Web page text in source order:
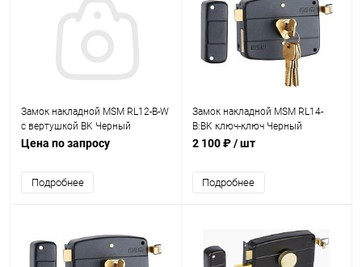
Замок накладной MSM RL12-В-W
c вертушкой BK Черный
Цена по запросу
Подробнее
Замок накладной MSM RL14-
B:BK ключ-ключ Черный
2 100 ₽/ шт
Подробнее